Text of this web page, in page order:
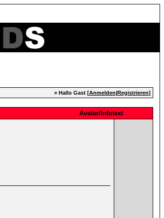
» Hallo Gast [Anmelden|Registrieren]
Avatar/Infotext